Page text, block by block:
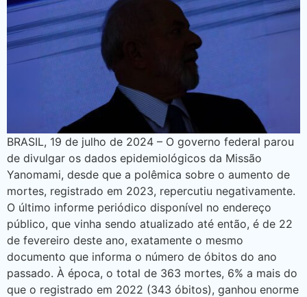
BRASIL, 19 de julho de 2024 – O governo federal parou
de divulgar os dados epidemiológicos da Missão
Yanomami, desde que a polêmica sobre o aumento de
mortes, registrado em 2023, repercutiu negativamente.
O último informe periódico disponível no endereço
público, que vinha sendo atualizado até então, é de 22
de fevereiro deste ano, exatamente o mesmo
documento que informa o número de óbitos do ano
passado. À época, o total de 363 mortes, 6% a mais do
que o registrado em 2022 (343 óbitos), ganhou enorme